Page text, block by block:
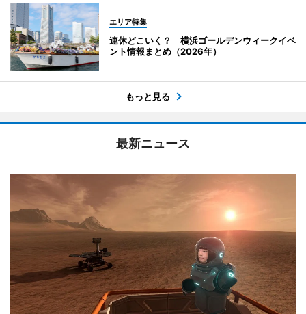
エリア特集
連休どこいく？ 横浜ゴールデンウィークイベ
ント情報まとめ（2026年）
もっと見る
最新ニュース